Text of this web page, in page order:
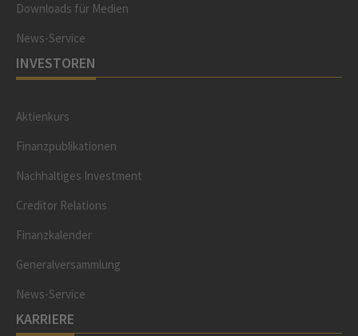
Downloads für Medien
News-Service
INVESTOREN
Aktienkurs
Finanzpublikationen
Nachhaltiges Investment
Creditor Relations
Finanzkalender
Generalversammlung
News-Service
KARRIERE